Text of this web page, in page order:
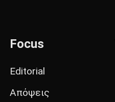
Focus
Editorial
Απόψεις